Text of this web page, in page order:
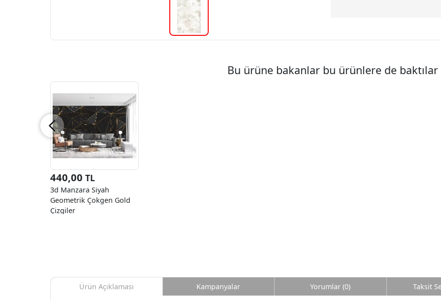
Bu ürüne bakanlar bu ürünlere de baktılar
440,00 TL
3d Manzara Siyah
Geometrik Çokgen Gold
Çizgiler
Ürün Açıklaması Kampanyalar Yorumlar (0) Taksit